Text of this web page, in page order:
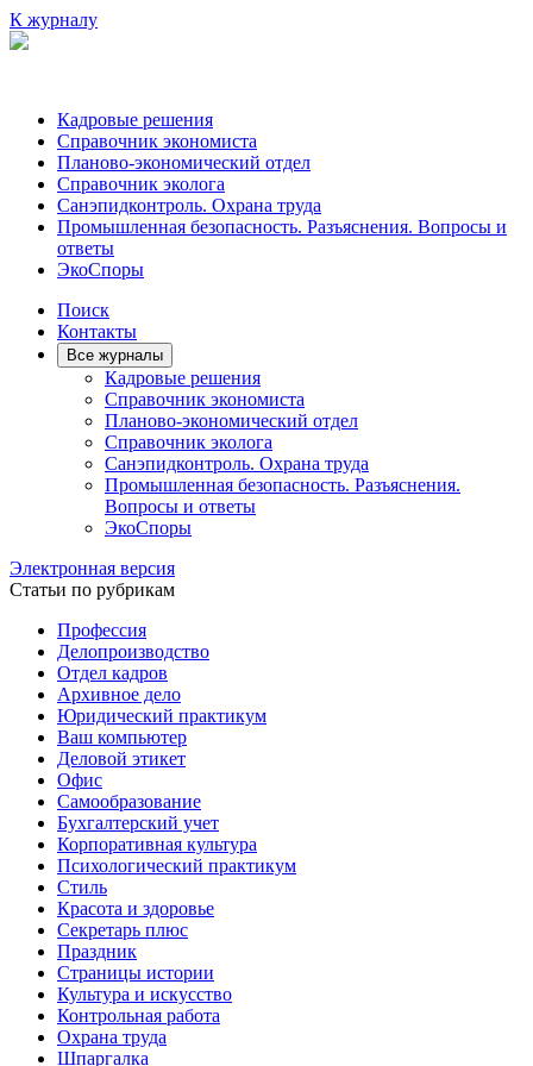
К журналу
Кадровые решения
Справочник экономиста
Планово-экономический отдел
Справочник эколога
Санэпидконтроль. Охрана труда
Промышленная безопасность. Разъяснения. Вопросы и
ответы
ЭкоСпоры
Поиск
Контакты
Все журналы
Кадровые решения
Справочник экономиста
Планово-экономический отдел
Справочник эколога
Санэпидконтроль. Охрана труда
Промышленная безопасность. Разъяснения.
Вопросы и ответы
ЭкоСпоры
Электронная версия
Статьи по рубрикам
Профессия
Делопроизводство
Отдел кадров
Архивное дело
Юридический практикум
Ваш компьютер
Деловой этикет
Офис
Самообразование
Бухгалтерский учет
Корпоративная культура
Психологический практикум
Стиль
Красота и здоровье
Секретарь плюс
Праздник
Страницы истории
Культура и искусство
Контрольная работа
Охрана труда
Шпаргалка